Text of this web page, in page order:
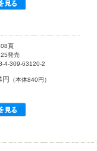
頁
発売
4-309-63120-2
円 （本体840円）